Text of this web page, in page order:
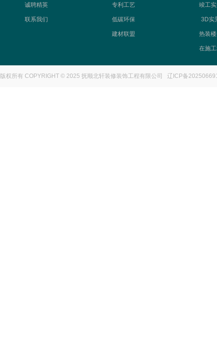
诚聘精英
联系我们
专利工艺
低碳环保
建材联盟
竣工
3D实
热装
在施
版权所有 COPYRIGHT © 2025 抚顺北轩装修装饰工程有限公司 辽ICP备